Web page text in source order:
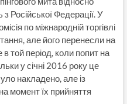
Російської Федерації. У
по міжнародній торгівлі
але його перенесли на
той період, коли попит на
у січні 2016 року це
накладено, але із
момент їх прийняття